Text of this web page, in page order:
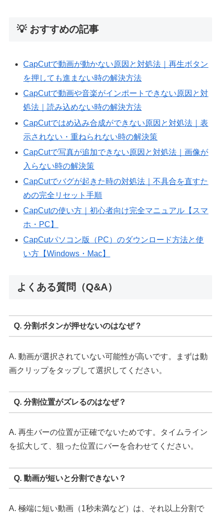
💡 おすすめの記事
CapCutで動画が動かない原因と対処法｜再生ボタン
を押しても進まない時の解決方法
CapCutで動画や音楽がインポートできない原因と対
処法｜読み込めない時の解決方法
CapCutではめ込み合成ができない原因と対処法｜表
示されない・重ねられない時の解決策
CapCutで写真が追加できない原因と対処法｜画像が
入らない時の解決策
CapCutでバグが起きた時の対処法｜不具合を直すた
めの完全リセット手順
CapCutの使い方｜初心者向け完全マニュアル【スマ
ホ・PC】
CapCutパソコン版（PC）のダウンロード方法と使
い方【Windows・Mac】
よくある質問（Q&A）
Q. 分割ボタンが押せないのはなぜ？
A. 動画が選択されていない可能性が高いです。まずは動
画クリップをタップして選択してください。
Q. 分割位置がズレるのはなぜ？
A. 再生バーの位置が正確でないためです。タイムライン
を拡大して、狙った位置にバーを合わせてください。
Q. 動画が短いと分割できない？
A. 極端に短い動画（1秒未満など）は、それ以上分割で